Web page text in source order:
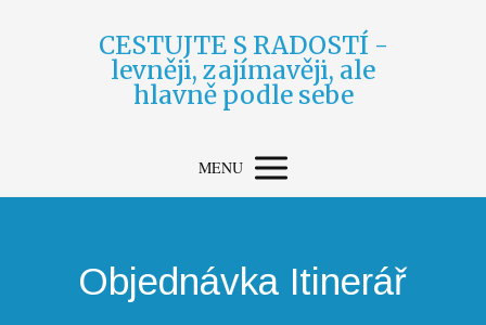
CESTUJTE S RADOSTÍ -
levněji, zajímavěji, ale
hlavně podle sebe
MENU
Objednávka Itinerář